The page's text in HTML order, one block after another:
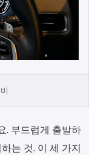
. 부드럽게 출발하
는 것. 이 세 가지